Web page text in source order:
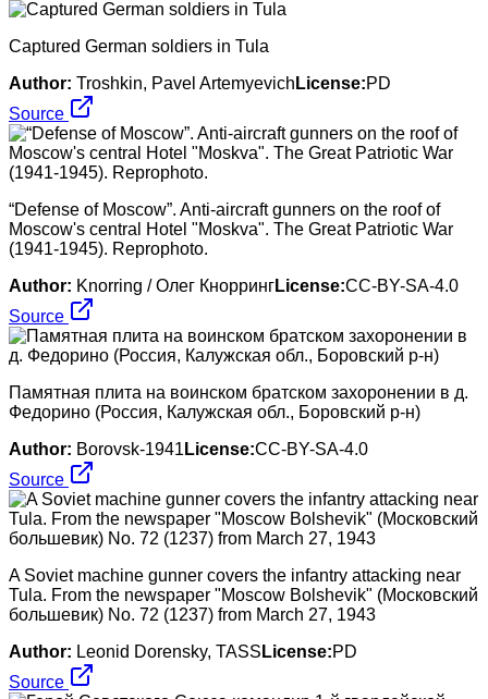
Captured German soldiers in Tula
Author: Troshkin, Pavel Artemyevich License:PD
Source
“Defense of Moscow”. Anti-aircraft gunners on the roof of
Moscow's central Hotel "Moskva". The Great Patriotic War
(1941-1945). Reprophoto.
Author: Knorring / Олег КноррингLicense:CC-BY-SA-4.0
Source
Памятная плита на воинском братском захоронении в д.
Федорино (Россия, Калужская обл., Боровский р-н)
Author: Borovsk-1941 License:CC-BY-SA-4.0
Source
A Soviet machine gunner covers the infantry attacking near
Tula. From the newspaper "Moscow Bolshevik" (Московский
большевик) No. 72 (1237) from March 27, 1943
Author: Leonid Dorensky, TASS License:PD
Source